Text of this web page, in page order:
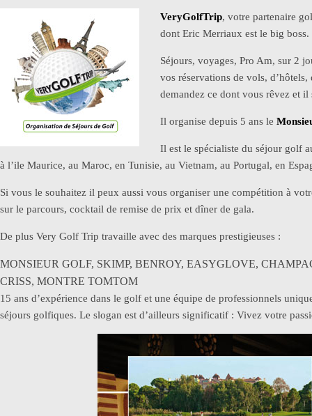
VeryGolfTrip, votre partenaire
dont Eric Merriaux est le big boss.
Séjours, voyages, Pro Am, sur 2
vos réservations de vols,
demandez ce dont vous rêvez et il
Il organise depuis 5 ans le
Il est le spécialiste du séjour golf
à l’ile Maurice, au Maroc, en Tunisie, au Vietnam, au Portugal, en
Si vous le souhaitez il peux aussi vous organiser une compétition à
sur le parcours, cocktail de remise de prix et dîner de gala.
De plus Very Golf Trip travaille avec des marques prestigieuses :
MONSIEUR GOLF, SKIMP, BENROY, EASYGLOVE,
CRISS, MONTRE TOMTOM
15 ans d’expérience dans le golf et une équipe de professionnels
séjours golfiques. Le slogan est d’ailleurs significatif : Vivez votre